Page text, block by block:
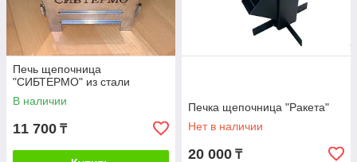
Печь щепочница
"СИБТЕРМО" из стали
В наличии
11 700 ₸
Печка щепочница "Ракета"
Нет в наличии
20 000 ₸